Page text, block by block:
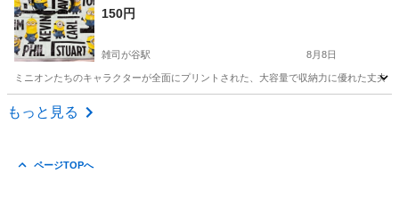
150円
雑司が谷駅 8月8日
ミニオンたちのキャラクターが全面にプリントされた、大容量で収納力に優れた丈
東京 豊島区
もっと見る
ページTOPへ